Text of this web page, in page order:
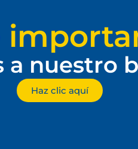
a nuestro
Haz clic aquí